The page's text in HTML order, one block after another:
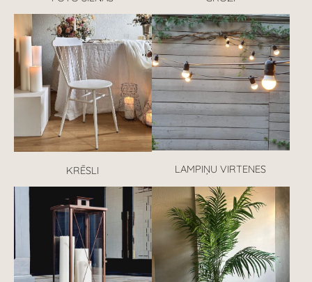
KRĒSLI LAMPIŅU VIRTENES